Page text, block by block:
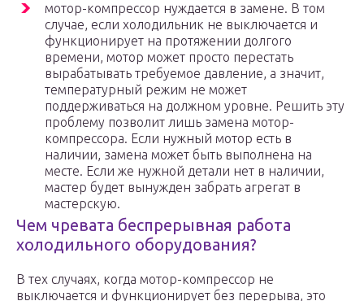
мотор-компрессор нуждается в замене. В том
случае, если холодильник не выключается и
функционирует на протяжении долгого
времени, мотор может просто перестать
вырабатывать требуемое давление, а значит,
температурный режим не может
поддерживаться на должном уровне. Решить эту
проблему позволит лишь замена мотор-
компрессора. Если нужный мотор есть в
наличии, замена может быть выполнена на
месте. Если же нужной детали нет в наличии,
мастер будет вынужден забрать агрегат в
мастерскую.
Чем чревата беспрерывная работа
холодильного оборудования?
В тех случаях, когда мотор-компрессор не
выключается и функционирует без перерыва, это